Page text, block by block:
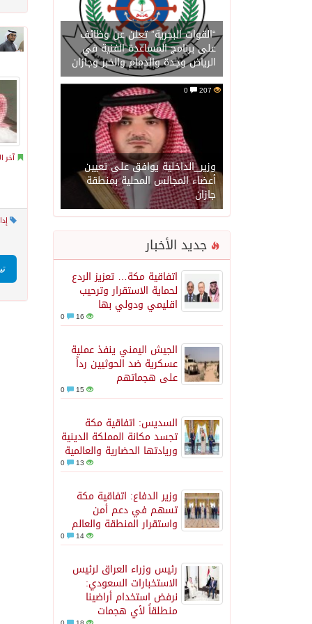
“القوات البحرية” تعلن عن وظائف
على برنامج المساعدة الفنية في
الرياض وجدة والدمام والخبر وجازان
207
وزير_الداخلية يوافق على تعيين
أعضاء المجالس المحلية بمنطقة
جازان
جديد الأخبار
اتفاقية مكة… تعزيز الردع
لحماية الاستقرار وترحيب
اقليمي ودولي بها
16
الجيش اليمني ينفذ عملية
عسكرية ضد الحوثيين رداً
على هجماتهم
15
السديس: اتفاقية مكة
تجسد مكانة المملكة الدينية
وريادتها الحضارية والعالمية
13
وزير الدفاع: اتفاقية مكة
تسهم في دعم أمن
واستقرار المنطقة والعالم
14
رئيس وزراء العراق لرئيس
الاستخبارات السعودي:
نرفض استخدام أراضينا
منطلقاً لأي هجمات
آخر